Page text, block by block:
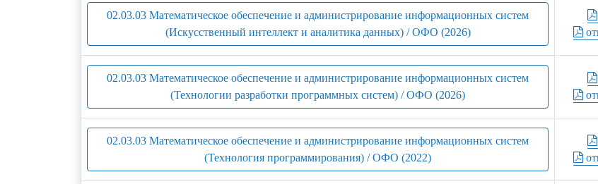
02.03.03 Математическое обеспечение и администрирование информационных систем
(Искусственный интеллект и аналитика данных) / ОФО (2026)
02.03.03 Математическое обеспечение и администрирование информационных систем
(Технологии разработки программных систем) / ОФО (2026)
02.03.03 Математическое обеспечение и администрирование информационных систем
(Технология программирования) / ОФО (2022)